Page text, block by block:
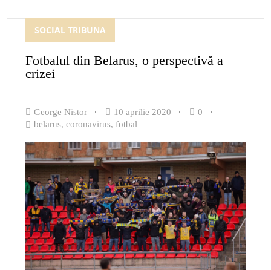
SOCIAL TRIBUNA
Fotbalul din Belarus, o perspectivă a
crizei
George Nistor 10 aprilie 2020
0
belarus,coronavirus, fotbal